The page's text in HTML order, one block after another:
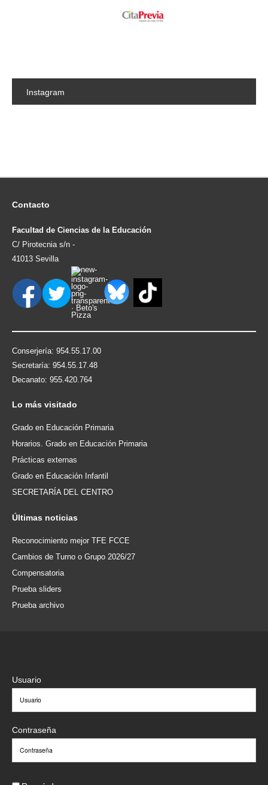
Instagram
Contacto
Facultad de Ciencias de la Educación
C/ Pirotecnia s/n -
41013 Sevilla
Conserjería: 954.55.17.00
Secretaría: 954.55.17.48
Decanato: 955.420.764
Lo más visitado
Grado en Educación Primaria
Horarios. Grado en Educación Primaria
Prácticas externas
Grado en Educación Infantil
SECRETARÍA DEL CENTRO
Últimas noticias
Reconocimiento mejor TFE FCCE
Cambios de Turno o Grupo 2026/27
Compensatoria
Prueba sliders
Prueba archivo
Usuario
Contraseña